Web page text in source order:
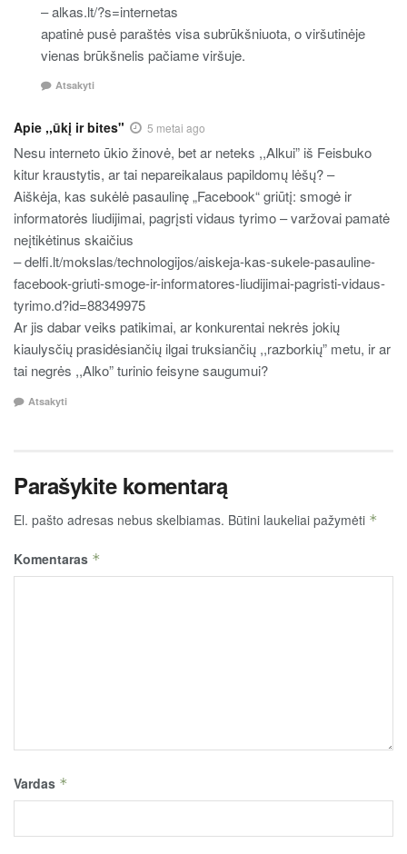
– alkas.lt/?s=internetas
apatinė pusė paraštės visa subrūkšniuota, o viršutinėje
vienas brūkšnelis pačiame viršuje.
Atsakyti
Apie ,,ūkį ir bites" 5 metai ago
Nesu interneto ūkio žinovė, bet ar neteks ,,Alkui” iš Feisbuko
kitur kraustytis, ar tai nepareikalaus papildomų lėšų? –
Aiškėja, kas sukėlė pasaulinę „Facebook“ griūtį: smogė ir
informatorės liudijimai, pagrįsti vidaus tyrimo – varžovai pamatė
neįtikėtinus skaičius
– delfi.lt/mokslas/technologijos/aiskeja-kas-sukele-pasauline-
facebook-griuti-smoge-ir-informatores-liudijimai-pagristi-vidaus-
tyrimo.d?id=88349975
Ar jis dabar veiks patikimai, ar konkurentai nekrės jokių
kiaulysčių prasidėsiančių ilgai truksiančių ,,razborkių” metu, ir ar
tai negrės ,,Alko” turinio feisyne saugumui?
Atsakyti
Parašykite komentarą
El. pašto adresas nebus skelbiamas. Būtini laukeliai pažymėti *
Komentaras *
Vardas *